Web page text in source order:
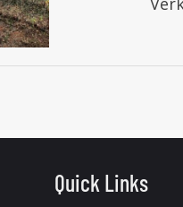
Quick Links